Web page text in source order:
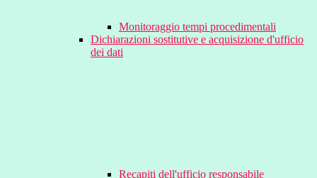
Monitoraggio tempi procedimentali
Dichiarazioni sostitutive e acquisizione d'ufficio
dei dati
Recapiti dell'ufficio responsabile